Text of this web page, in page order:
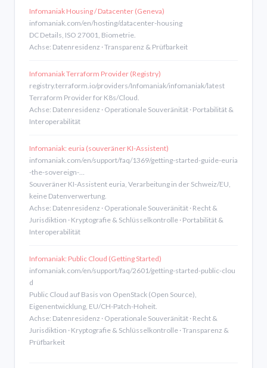
Infomaniak Housing / Datacenter (Geneva)
infomaniak.com/en/hosting/datacenter-housing
DC Details, ISO 27001, Biometrie.
Achse: Datenresidenz · Transparenz & Prüfbarkeit
Infomaniak Terraform Provider (Registry)
registry.terraform.io/providers/Infomaniak/infomaniak/latest
Terraform Provider for K8s/Cloud.
Achse: Datenresidenz · Operationale Souveränität · Portabilität &
Interoperabilität
Infomaniak: euria (souveräner KI-Assistent)
infomaniak.com/en/support/faq/1369/getting-started-guide-euria
-the-sovereign-…
Souveräner KI-Assistent euria, Verarbeitung in der Schweiz/EU,
keine Datenverwertung.
Achse: Datenresidenz · Operationale Souveränität · Recht &
Jurisdiktion · Kryptografie & Schlüsselkontrolle · Portabilität &
Interoperabilität
Infomaniak: Public Cloud (Getting Started)
infomaniak.com/en/support/faq/2601/getting-started-public-clou
d
Public Cloud auf Basis von OpenStack (Open Source),
Eigenentwicklung, EU/CH-Patch-Hoheit.
Achse: Datenresidenz · Operationale Souveränität · Recht &
Jurisdiktion · Kryptografie & Schlüsselkontrolle · Transparenz &
Prüfbarkeit